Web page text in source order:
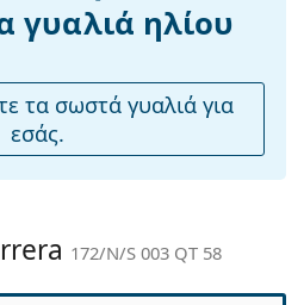
γυαλιά ηλίου
τα σωστά γυαλιά για
εσάς.
172/N/S 003 QT 58